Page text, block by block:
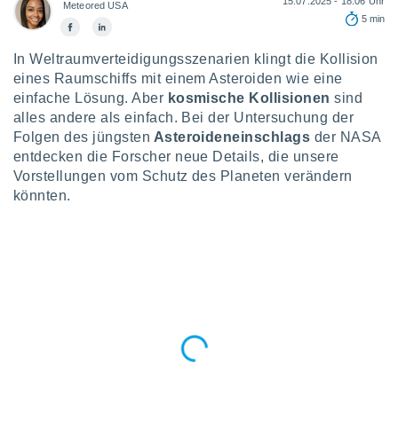
oder
Partner
das
der
Profil zu
Ihnen
Meteored USA
5 min
In Weltraumverteidigungsszenarien klingt die Kollision
eines Raumschiffs mit einem Asteroiden wie eine
einfache Lösung. Aber kosmische Kollisionen sind
alles andere als einfach. Bei der Untersuchung der
Folgen des jüngsten Asteroideneinschlags der NASA
entdecken die Forscher neue Details, die unsere
Vorstellungen vom Schutz des Planeten verändern
könnten.